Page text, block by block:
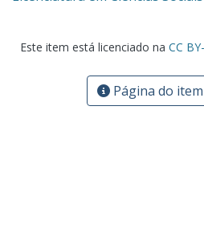
Este item está licenciado na CC
Página do